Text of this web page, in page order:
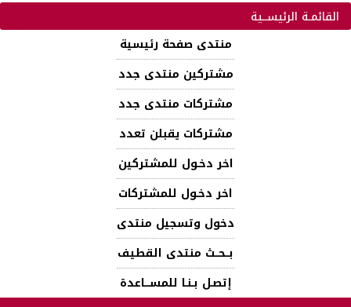
القائمـة الرئيســية
منتدى صفحة رئيسية
مشتركين منتدى جدد
مشتركات منتدى جدد
مشتركات يقبلن تعدد
اخر دخـول للمشتركين
اخر دخـول للمشتركات
دخول وتسجيل منتدى
بــحــث منتدى القطيف
إتصـل بـنـا للمســـاعدة